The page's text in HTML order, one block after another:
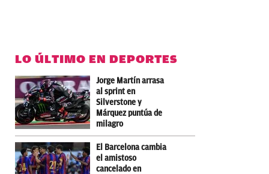
LO ÚLTIMO EN DEPORTES
Jorge Martín arrasa
al sprint en
Silverstone y
Márquez puntúa de
milagro
El Barcelona cambia
el amistoso
cancelado en